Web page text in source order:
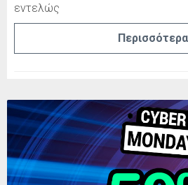
εντελώς